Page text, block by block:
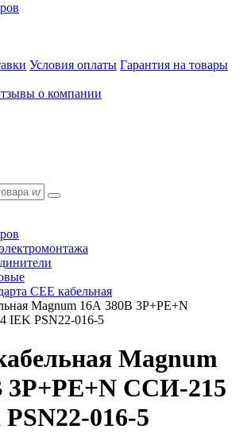
Условия оплаты Гарантия на товары
о компании
СЕЕ кабельная
Magnum 16А 380В 3P+PE+N
IEK PSN22-016-5
Magnum
3P+PE+N ССИ-215
016-5